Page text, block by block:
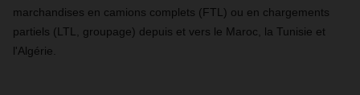
marchandises en camions complets (FTL) ou en chargements
partiels (LTL, groupage) depuis et vers le Maroc, la Tunisie et
l'Algérie.